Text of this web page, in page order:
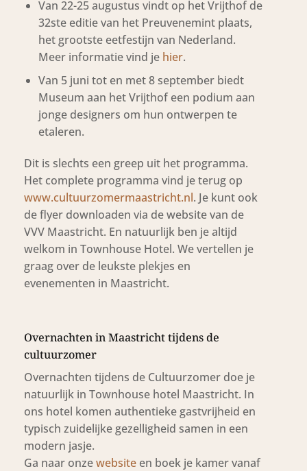
Van 22-25 augustus vindt op het Vrijthof de
32ste editie van het Preuvenemint plaats,
het grootste eetfestijn van Nederland.
Meer informatie vind je hier.
Van 5 juni tot en met 8 september biedt
Museum aan het Vrijthof een podium aan
jonge designers om hun ontwerpen te
etaleren.
Dit is slechts een greep uit het programma.
Het complete programma vind je terug op
www.cultuurzomermaastricht.nl. Je kunt ook
de flyer downloaden via de website van de
VVV Maastricht. En natuurlijk ben je altijd
welkom in Townhouse Hotel. We vertellen je
graag over de leukste plekjes en
evenementen in Maastricht.
Overnachten in Maastricht tijdens de
cultuurzomer
Overnachten tijdens de Cultuurzomer doe je
natuurlijk in Townhouse hotel Maastricht. In
ons hotel komen authentieke gastvrijheid en
typisch zuidelijke gezelligheid samen in een
modern jasje.
Ga naar onzewebsite en boek je kamer vanaf